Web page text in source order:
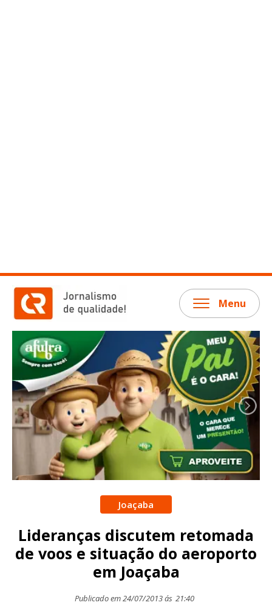
Menu
Joaçaba
Lideranças discutem retomada
de voos e situação do aeroporto
em Joaçaba
Publicado em 24/07/2013 ás 21:40